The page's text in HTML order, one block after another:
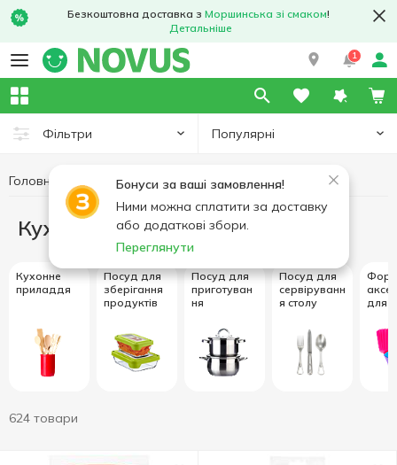
Безкоштовна доставка з Моршинська зі смаком!
Детальніше
1
Фільтри Популярні
Бонуси за ваші замовлення!
Ними можна сплатити за доставку
або додаткові збори.
Переглянути
Головна
Кухня
Кухонне
приладдя
Посуд для
зберігання
продуктів
Посуд для
приготуван
ня
Посуд для
сервіруванн
я столу
для
624 товари